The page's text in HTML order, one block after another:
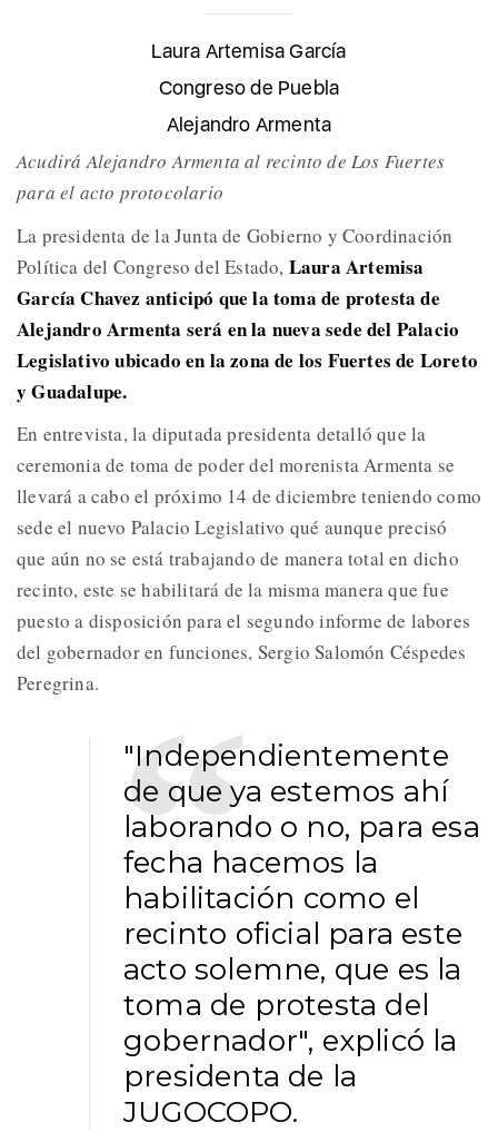
Laura Artemisa García
Congreso de Puebla
Alejandro Armenta
Acudirá Alejandro Armenta al recinto de Los Fuertes
para el acto protocolario
La presidenta de la Junta de Gobierno y Coordinación
Política del Congreso del Estado, Laura Artemisa
García Chavez anticipó que la toma de protesta de
Alejandro Armenta será en la nueva sede del Palacio
Legislativo ubicado en la zona de los Fuertes de Loreto
y Guadalupe.
En entrevista, la diputada presidenta detalló que la
ceremonia de toma de poder del morenista Armenta se
llevará a cabo el próximo 14 de diciembre teniendo como
sede el nuevo Palacio Legislativo qué aunque precisó
que aún no se está trabajando de manera total en dicho
recinto, este se habilitará de la misma manera que fue
puesto a disposición para el segundo informe de labores
del gobernador en funciones, Sergio Salomón Céspedes
Peregrina.
"Independientemente
de que ya estemos ahí
laborando o no, para esa
fecha hacemos la
habilitación como el
recinto oficial para este
acto solemne, que es la
toma de protesta del
gobernador", explicó la
presidenta de la
JUGOCOPO.